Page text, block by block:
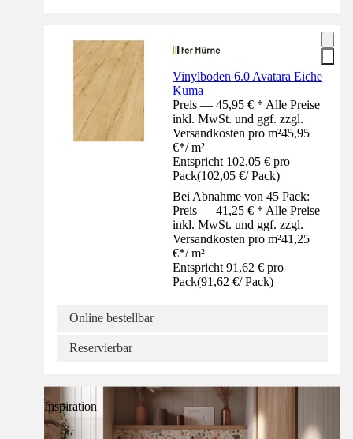
Vinylboden 6.0 Avatara Eiche
Kuma
Preis — 45,95 € * Alle Preise
inkl. MwSt. und ggf. zzgl.
Versandkosten pro m²45,95
€*/ m²
Entspricht 102,05 € pro
Pack(102,05 €/ Pack)
Bei Abnahme von 45 Pack:
Preis — 41,25 € * Alle Preise
inkl. MwSt. und ggf. zzgl.
Versandkosten pro m²41,25
€*/ m²
Entspricht 91,62 € pro
Pack(91,62 €/ Pack)
Online bestellbar
Reservierbar
Inspiration